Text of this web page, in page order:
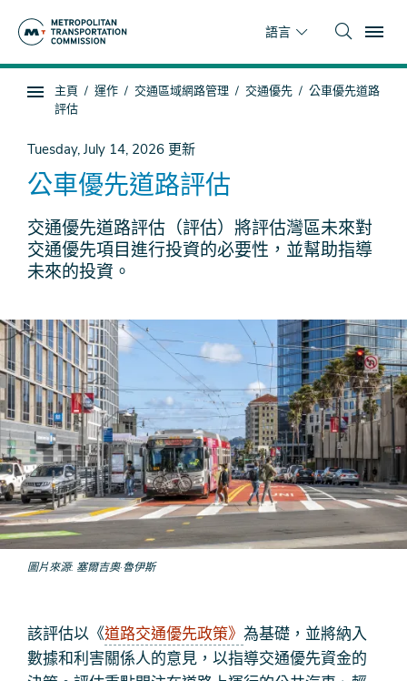
語言
子
面
導
航
你
在
裡
主頁 運作 交通區域網路管理 交通優先
公車優先道路
評估
Tuesday, July 14, 2026 更新
公車優先道路評估
交通優先道路評估（評估）將評估灣區未來對
交通優先項目進行投資的必要性，並幫助指導
未來的投資。
圖片來源 塞爾吉奧·魯伊斯
該評估以《道路交通優先政策》 為基礎，並將納入
數據和利害關係人的意見，以指導交通優先資金的